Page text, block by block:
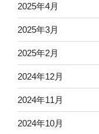
2025年4月
2025年3月
2025年2月
2024年12月
2024年11月
2024年10月